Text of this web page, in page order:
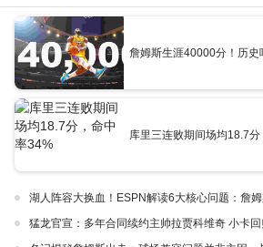
詹姆斯生涯40000分！历史
库里三连败期间场均18.7
湖人阵容大换血！ESPN解读6大核心问题：詹
猛龙官宣：多年合同续约主帅拉贾科维奇 小卡